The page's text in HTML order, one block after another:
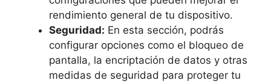
rendimiento general de tu dispositivo.
Seguridad: En esta sección, podrás
configurar opciones como el bloqueo de
pantalla, la encriptación de datos y otras
medidas de seguridad para proteger tu